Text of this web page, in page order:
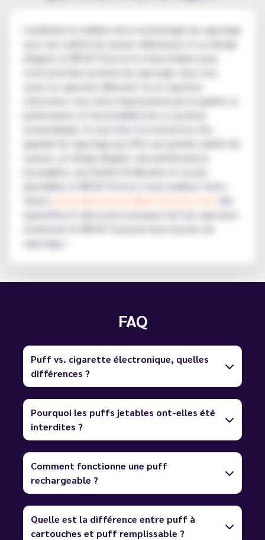
Combinant le meilleur de la technologie de vapotage
élégant, le WPuff Pod est le choix évident pour
votre prochain système de vapotage. Que vous
soyez un vapoteur débutant ou un vapoteur
chevronné, vous serez impressionné par la qualité, la
appareil de vapotage qui offre une grande variété de
saveurs, un design élégant, des performances
incroyables, une facilité d'utilisation et un prix
abordable, le WPuff Pod est votre meilleur choix !
aujourd'hui et découvrez pourquoi tant de vapoteurs
vapotage !
FAQ
Puff vs. cigarette électronique, quelles
différences ?
Pourquoi les puffs jetables ont-elles été
interdites ?
Comment fonctionne une puff
rechargeable ?
Quelle est la différence entre puff à
cartouches et puff remplissable ?